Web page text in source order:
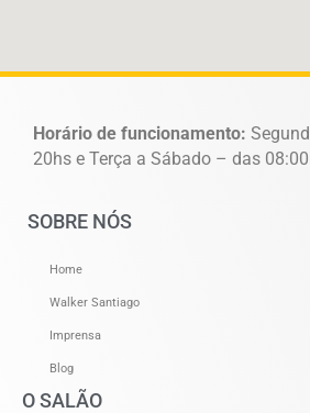
Horário de funcionamento:
20hs e Terça a Sábado – das
SOBRE NÓS
Home
Walker Santiago
Imprensa
Blog
O SALÃO